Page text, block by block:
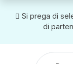
famiglia! La
mani, dei nostri
su un terreno che
centro, potrete
Si prega di
di